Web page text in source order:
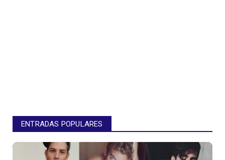
ENTRADAS POPULARES